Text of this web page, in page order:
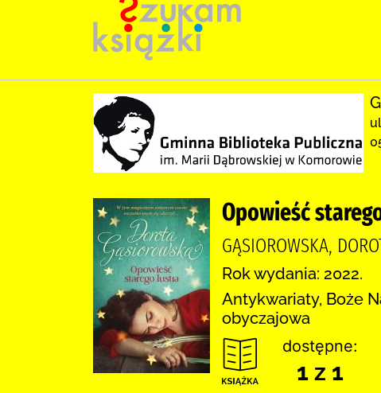
Opowieść
GĄSIOROWSKA,
Rok wydania: 2022.
Antykwariaty, Boże
obyczajowa
dostępne:
1 z 1